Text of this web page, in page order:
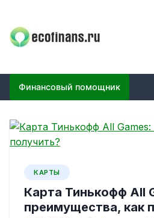
content
ECOFINANS
Финансовый помощник
КАРТЫ
Карта Тинькофф All
преимущества, как